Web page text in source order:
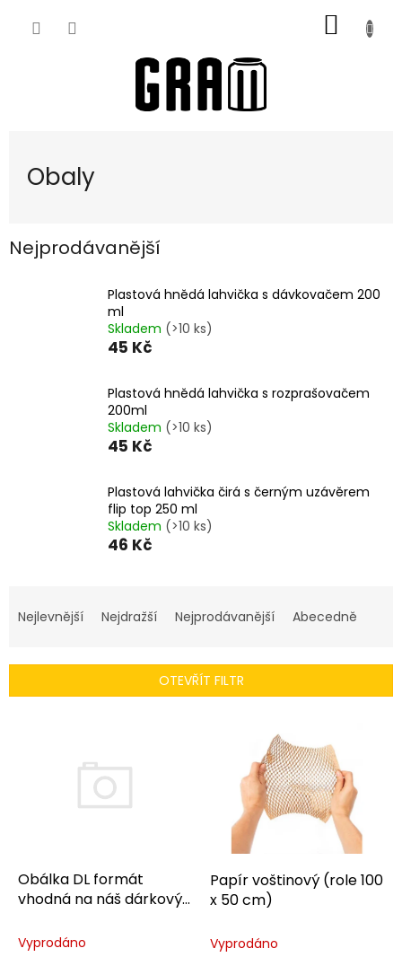
KOŠÍK
Obaly
Nejprodávanější
Plastová hnědá lahvička s dávkovačem 200
ml
Skladem (>10 ks)
45 Kč
Plastová hnědá lahvička s rozprašovačem
200ml
Skladem (>10 ks)
45 Kč
Plastová lahvička čirá s černým uzávěrem
flip top 250 ml
Skladem (>10 ks)
46 Kč
a
í
Nejlevnější Nejdražší Nejprodávanější Abecedně
OTEVŘÍT FILTR
d
u
Obálka DL formát
vhodná na náš dárkový
Vyprodáno
Papír voštinový (role 100
x 50 cm)
Vyprodáno